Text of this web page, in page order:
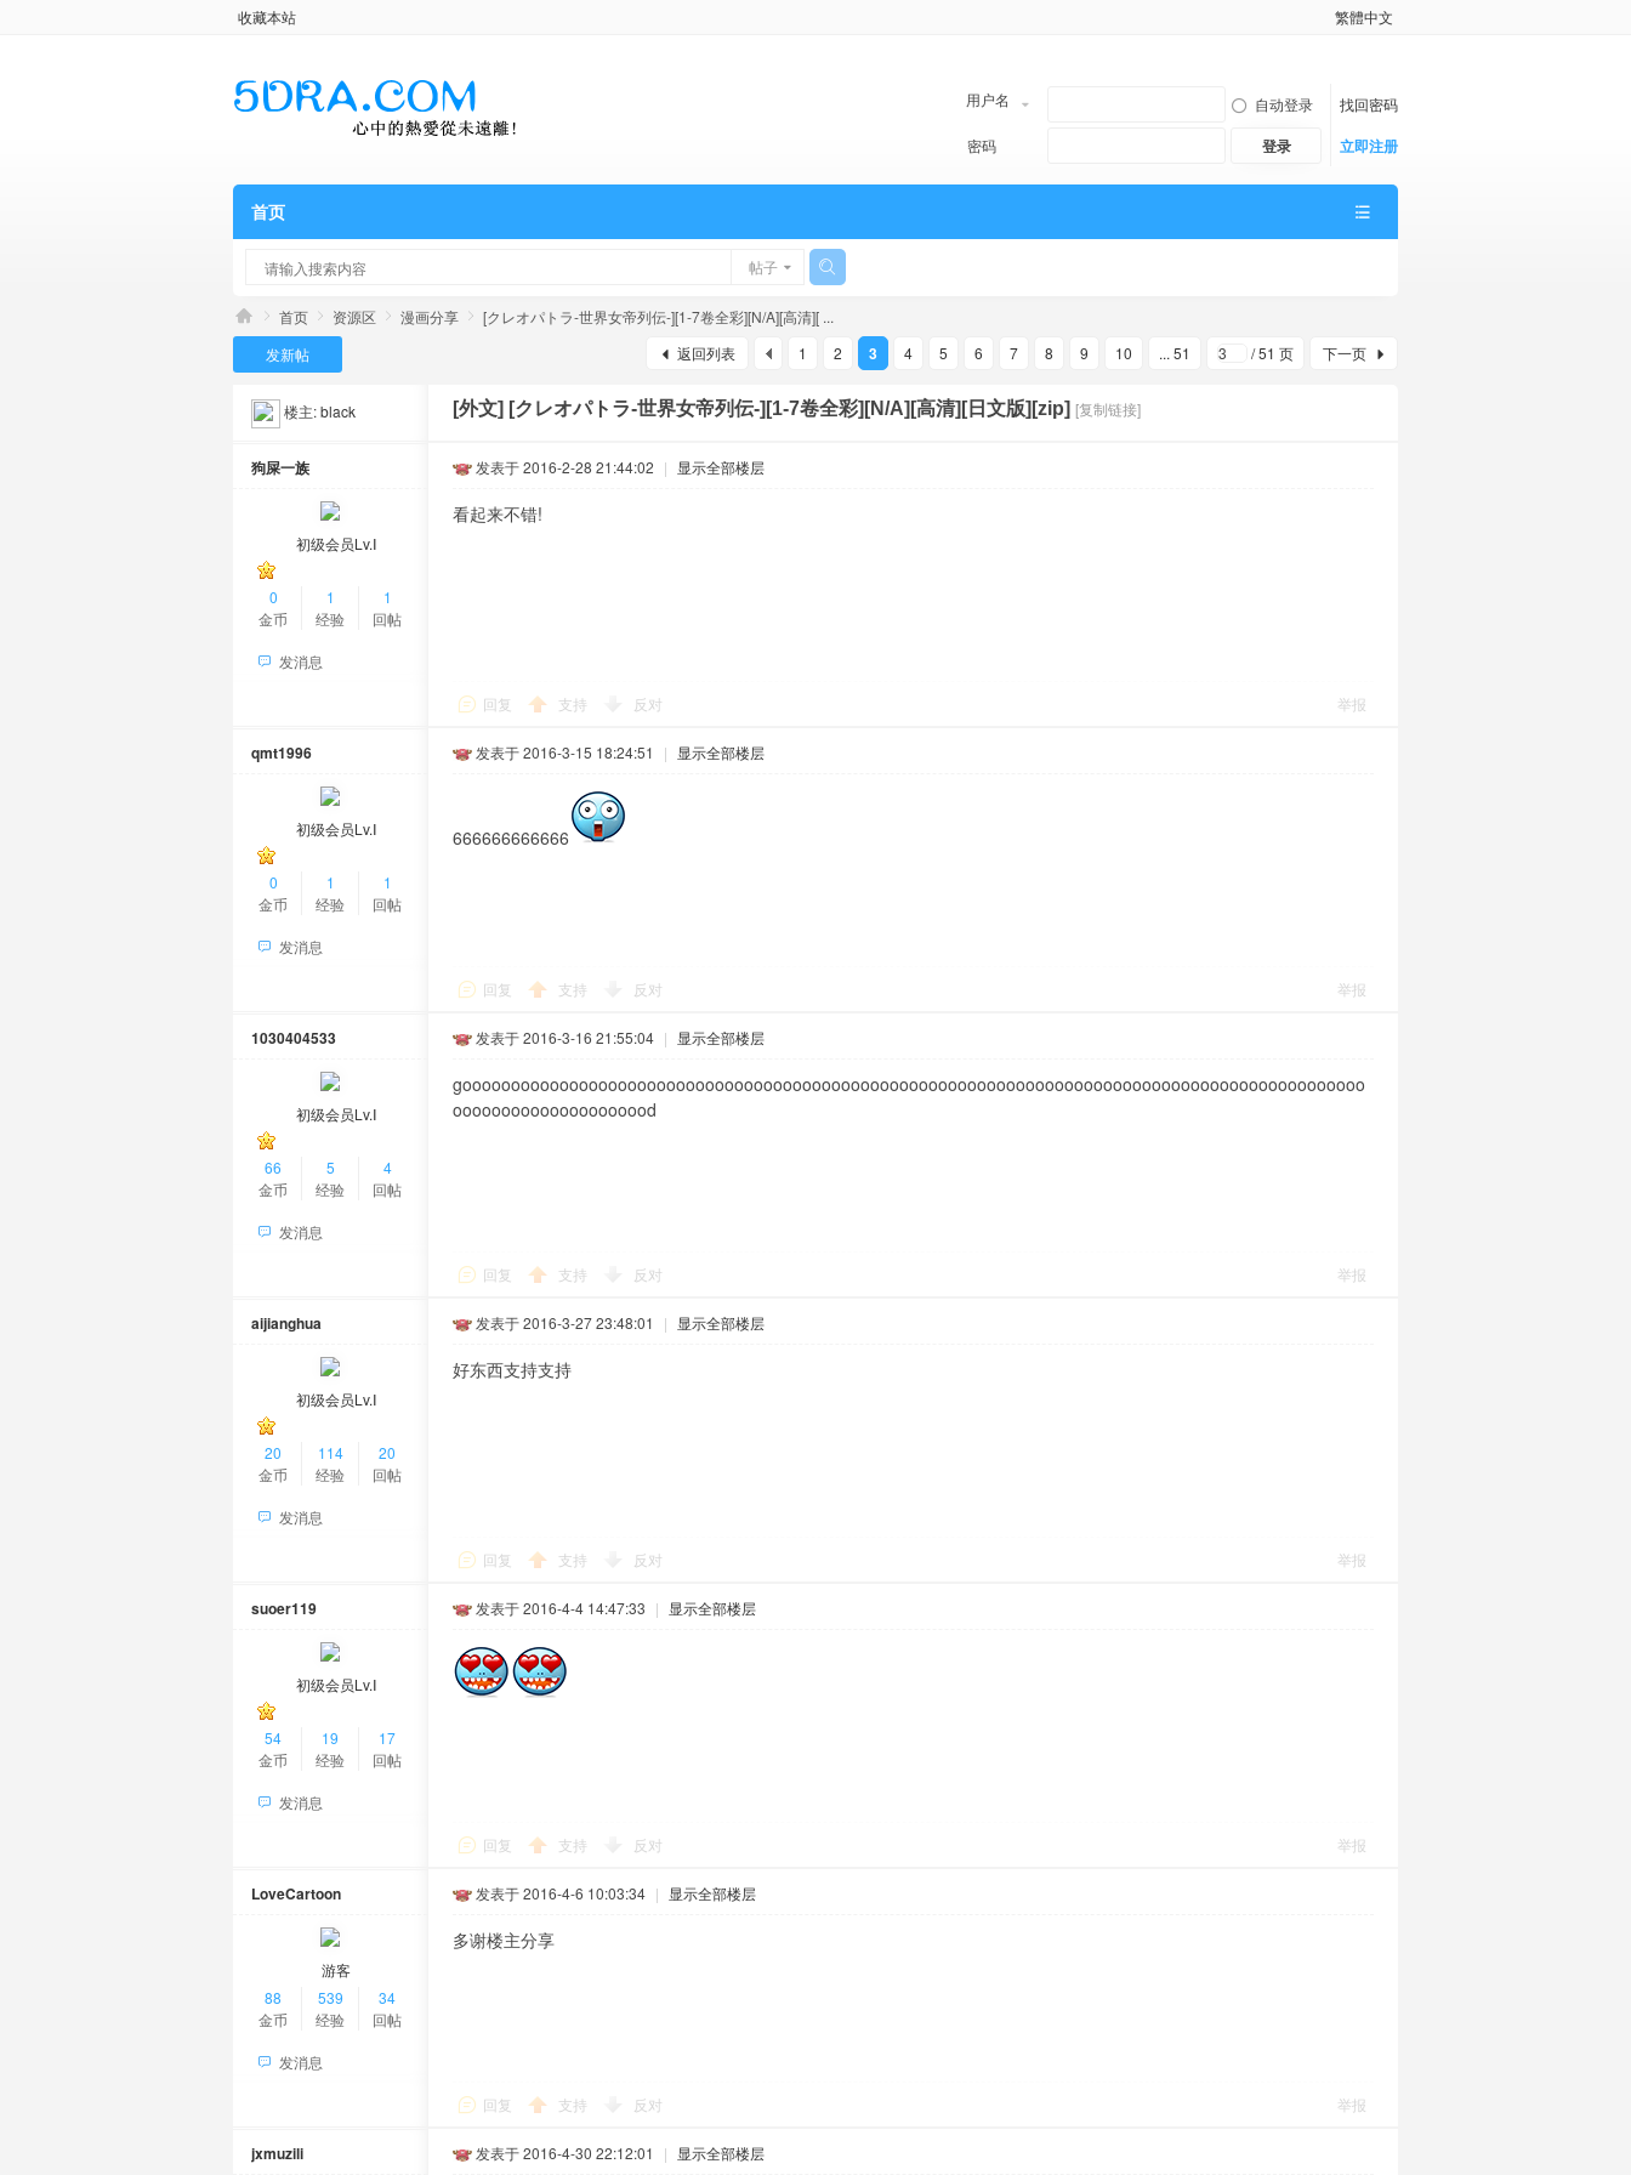
收藏本站 繁體中文
用户名 自动登录
找回密码
密码
登录 立即注册
首页
帖子
首页 资源区 漫画分享
[クレオパトラ-世界女帝列伝-][1-7卷全彩][N/A][高清][ ...
1
2 3 4 5 6 7 8 9 10 ... 51 / 51 页 下一页
返回列表
发新帖
楼主:black [外文] [クレオパトラ-世界女帝列伝-][1-7卷全彩][N/A][高清][日文版][zip] [复制链接]
狗屎一族
初级会员Lv.Ⅰ
0
金币
1
经验
1
回帖
发消息
发表于 2016-2-28 21:44:02 | 显示全部楼层
看起来不错!
回复 支持 反对 举报
qmt1996
初级会员Lv.Ⅰ
0
金币
1
经验
1
回帖
发消息
发表于 2016-3-15 18:24:51 | 显示全部楼层
666666666666
回复 支持 反对 举报
1030404533
初级会员Lv.Ⅰ
66
金币
5
经验
4
回帖
发消息
发表于 2016-3-16 21:55:04 | 显示全部楼层
gooooooooooooooooooooooooooooooooooooooooooooooooooooooooooooooooooooooooooooooooooooooooooooo
ooooooooooooooooooood
回复 支持 反对 举报
aijianghua
初级会员Lv.Ⅰ
20
金币
114
经验
20
回帖
发消息
发表于 2016-3-27 23:48:01 | 显示全部楼层
好东西支持支持
回复 支持 反对 举报
suoer119
初级会员Lv.Ⅰ
54
金币
19
经验
17
回帖
发消息
发表于 2016-4-4 14:47:33 | 显示全部楼层
回复 支持 反对 举报
LoveCartoon
游客
88
金币
539
经验
34
回帖
发消息
发表于 2016-4-6 10:03:34 | 显示全部楼层
多谢楼主分享
回复 支持 反对 举报
jxmuzili 发表于 2016-4-30 22:12:01 | 显示全部楼层